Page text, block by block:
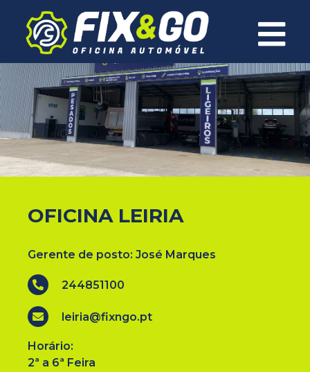
×
OFICINA LEIRIA
Gerente de posto: José Marques
244851100
leiria@fixngo.pt
Horário:
2ª a 6ª Feira